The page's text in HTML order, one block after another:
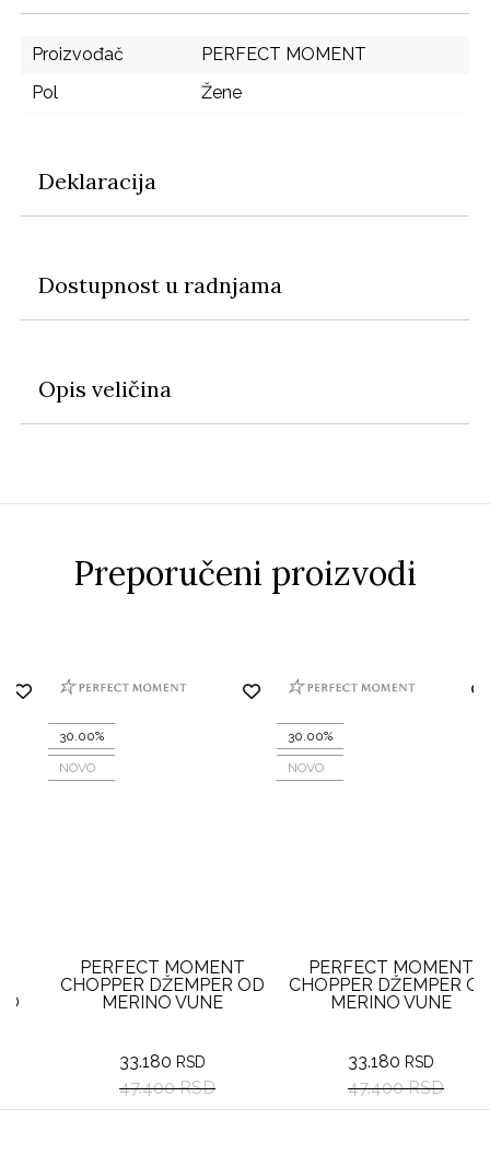
Proizvođač
PERFECT MOMENT
Pol
Žene
Deklaracija
Dostupnost u radnjama
Opis veličina
Preporučeni proizvodi
30.00%
NOVO
PERFECT MOMENT
CHOPPER DŽEMPER OD
MERINO VUNE
33.180RSD
47.400 RSD
30.00%
NOVO
PERFECT MOMENT
CHOPPER DŽEMPER OD
MERINO VUNE
33.180RSD
47.400 RSD